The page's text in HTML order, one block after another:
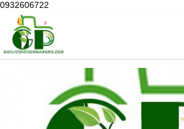
0932606722